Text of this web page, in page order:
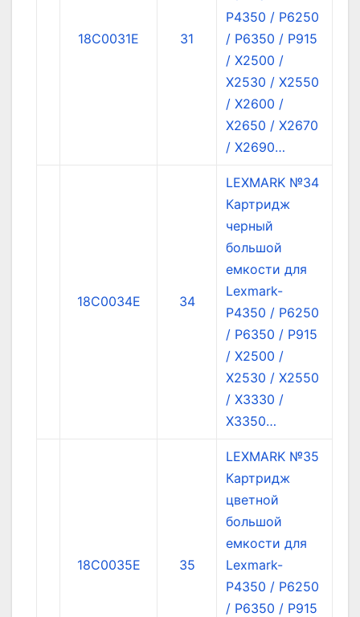
18C0031E 31
P4350 / P6250
/ P6350 / P915
/ X2500 /
X2530 / X2550
/ X2600 /
X2650 / X2670
/ X2690…
18C0034E 34
LEXMARK №34
Картридж
черный
большой
емкости для
Lexmark-
P4350 / P6250
/ P6350 / P915
/ X2500 /
X2530 / X2550
/ X3330 /
X3350…
18C0035E 35
LEXMARK №35
Картридж
цветной
большой
емкости для
Lexmark-
P4350 / P6250
/ P6350 / P915